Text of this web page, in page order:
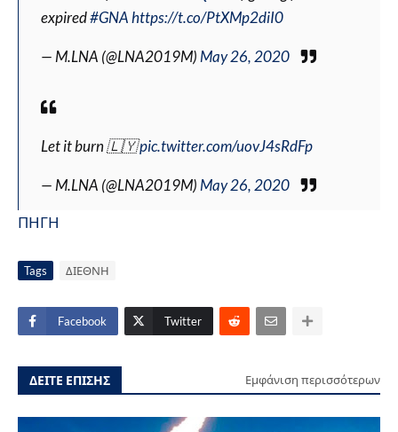
expired#GNAhttps://t.co/PtXMp2diI0
— M.LNA (@LNA2019M) May 26, 2020
Let it burn 🇱🇾pic.twitter.com/uovJ4sRdFp
— M.LNA (@LNA2019M) May 26, 2020
ΠΗΓΗ
Tags ΔΙΕΘΝΗ
Facebook Twitter
ΔΕΙΤΕ ΕΠΙΣΗΣ Εμφάνιση περισσότερων